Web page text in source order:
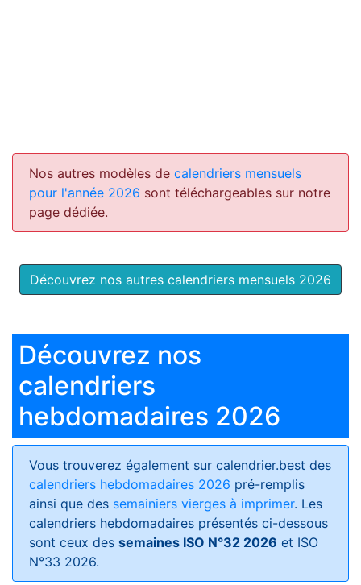
Nos autres modèles de calendriers mensuels
pour l'année 2026 sont téléchargeables sur notre
page dédiée.
Découvrez nos autres calendriers mensuels 2026
Découvrez nos
calendriers
hebdomadaires 2026
Vous trouverez également sur calendrier.best des
calendriers hebdomadaires 2026 pré-remplis
ainsi que des semainiers vierges à imprimer. Les
calendriers hebdomadaires présentés ci-dessous
sont ceux des semaines ISO N°32 2026 et ISO
N°33 2026.